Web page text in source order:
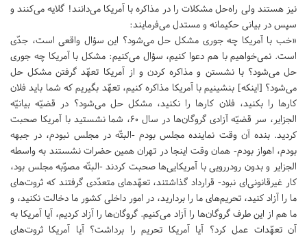
نیز هستند ولی راه‌حل مشکلات را در مذاکره با آمریکا می‌دانند! گلایه می‌کنند و
سپس در بیانی حکیمانه و مستدل می‌فرمایند:
«خب با آمریکا چه جوری مشکل حل می‌شود؟ این سؤال واقعی است، جدّی
است. نمی‌خواهیم با هم دعوا کنیم، سؤال می‌کنیم: مشکل با آمریکا چه جوری
حل می‌شود؟ با نشستن و مذاکره کردن و از آمریکا تعهّد گرفتن مشکل حل
می‌شود؟ [اینکه] بنشینیم با آمریکا مذاکره کنیم، تعهّد بگیریم که شما باید فلان
کارها را بکنید، فلان کارها را نکنید، مشکل حل می‌شود؟ در قضیّه‌ بیانیّه‌
الجزایر، سر قضیّه‌ آزادی گروگان‌ها در سال ۶۰، شما نشستید با آمریکا صحبت
کردید. بنده آن وقت نماینده‌ مجلس بودم -البتّه در مجلس نبودم، در جبهه
بودم، اهواز بودم- همان وقت اینجا در تهران همین حضرات نشستند به واسطه‌
الجزایر و بدون رودررویی با آمریکایی‌ها صحبت کردند -البتّه مصوّبه‌ مجلس بود،
کار غیر‌قانونی‌ای نبود- قرارداد گذاشتند، تعهّدهای متعدّدی گرفتند که ثروت‌های
ما را آزاد کنید، تحریم‌های ما را بردارید، در امور داخلی کشور ما دخالت نکنید، و
ما هم از این طرف گروگان‌ها را آزاد می‌کنیم. گروگان‌ها را آزاد کردیم، آیا آمریکا به
آن تعهّدات عمل کرد؟ آیا آمریکا تحریم را برداشت؟ آیا آمریکا ثروت‌های